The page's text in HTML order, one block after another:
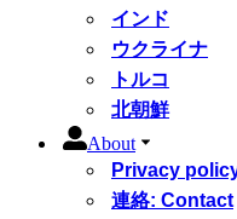
インド
ウクライナ
トルコ
北朝鮮
About
Privacy
連絡: Contact